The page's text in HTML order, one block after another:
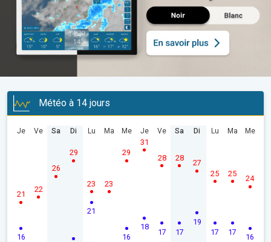
Météo à 14 jours
Je
16
21
Ve
22
Sa
26
Di
29
Lu
21
23
Ma
23
Me
16
29
Je
18
31
Ve
17
28
Sa
17
28
Di
19
27
Lu
17
25
Ma
17
25
Me
16
24